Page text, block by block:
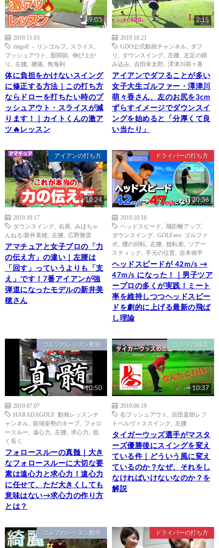
9:03
2019.11.03
ringolf - リンゴルフ
スライス
プッシュアウト
股関節
伸び上が
り
左腰 腰痛 角海利
体に負担をかけないスイング
に修正する方法｜この打ち方
ならドローを打ちたい時のプ
ッシュアウト・スライスが減
ります！｜カイトくんの激ア
ツ🔥レッスン
2:15
2019.10.21
GDO公式動画チャンネル
ダフ
リ
ダウンスイング 左腰
左足の踏
み込み
吉田幸太郎 澤津川萌々香
アイアンでダフることが多い
女子大生ゴルファー・澤津川
萌々香さん、左のお尻を3cm
ずらすイメージでダウンスイ
ングを始めると「分厚くて良
い当たり」
アイアンの打ち方
10:24
2019.10.17
ダウンスイング
右肩
みほちゃ
んねる/新井美穂
左腰 広野雅彦
アマチュアと女子プロの「力
の伝え方」の違い｜左腰は
「回す」っていうよりも「支
え」です！7番アイアンが強
弾道になったモデルの新井美
穂さん
ドライバーの打ち方
20:36
2019.10.16
ヘッドスピード
飛距離アップ,
ダウンスイング
GOLFavo ゴルファ
ボ
腰の回転 左腰 捻転差
ツアー
スティック
手元の位置 吉本侑平
ヘッドスピードが 42m/s →
47m/s になった！｜男子ツア
ープロの多くが実践！ミート
率を維持しつつヘッドスピー
ドを劇的に上げる最新の飛ば
し理論
ゴルフのレッスン動画
10:50
2019.07.07
HARADAGOLF 動画レッスンチ
ャンネル
前傾姿勢のキープ, フォロ
ースルー
遠心力 左腰 求心力
低
く長く
フォロースルーの真髄｜大き
なフォロースルーに大切な要
素は遠心力と求心力！遠心力
に任せて、ただ大きくしても
意味はない→求心力の作り方
とは？
ゴルフの雑談
10:37
2019.06.19
右プッシュアウト
吉田直樹レフ
トペルヴィススイング
左腰
タイガーウッズ選手がマスタ
ーズ優勝後にスイングを変え
ている件｜どういう風に変え
ているのか？なぜ、それをし
なければいけないなのか？を
解説
ゴルフのレッスン動画 ドライバーの打ち方